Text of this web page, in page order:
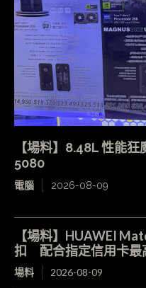
【場料】8.48L 性能
5080
電腦 2026-08-09
【場料】HUAWEI
扣 配合指定信用卡最
場料 2026-08-09